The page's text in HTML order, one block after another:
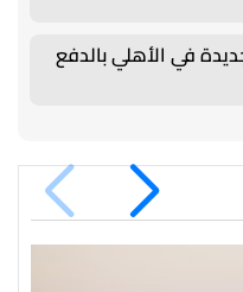
في الأهلي بالدفع